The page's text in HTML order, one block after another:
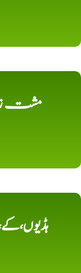
مشت